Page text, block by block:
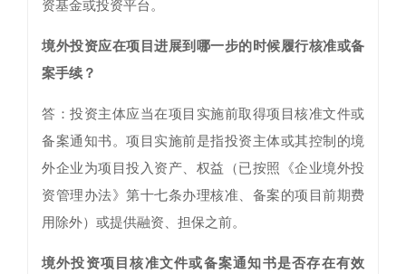
资基金或投资平台。
境外投资应在项目进展到哪一步的时候履行核准或备
案手续？
答：投资主体应当在项目实施前取得项目核准文件或
备案通知书。项目实施前是指投资主体或其控制的境
外企业为项目投入资产、权益（已按照《企业境外投
资管理办法》第十七条办理核准、备案的项目前期费
用除外）或提供融资、担保之前。
境外投资项目核准文件或备案通知书是否存在有效